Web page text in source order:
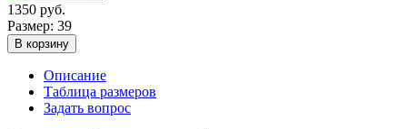
1350 руб.
Размер: 39
В корзину
Описание
Таблица размеров
Задать вопрос